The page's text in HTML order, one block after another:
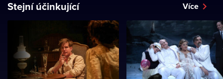
Stejní účinkující Více